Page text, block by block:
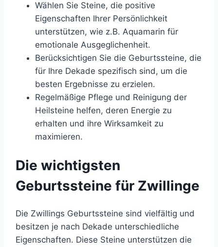
Wählen Sie Steine, die positive
Eigenschaften Ihrer Persönlichkeit
unterstützen, wie z.B. Aquamarin für
emotionale Ausgeglichenheit.
Berücksichtigen Sie die Geburtssteine, die
für Ihre Dekade spezifisch sind, um die
besten Ergebnisse zu erzielen.
Regelmäßige Pflege und Reinigung der
Heilsteine helfen, deren Energie zu
erhalten und ihre Wirksamkeit zu
maximieren.
Die wichtigsten
Geburtssteine für Zwillinge
Die Zwillings Geburtssteine sind vielfältig und
besitzen je nach Dekade unterschiedliche
Eigenschaften. Diese Steine unterstützen die